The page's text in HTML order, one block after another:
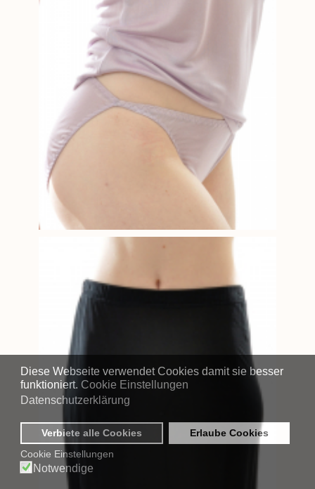
Diese Webseite verwendet Cookies damit sie besser
funktioniert. Cookie Einstellungen
Datenschutzerklärung
Verbiete alle Cookies
Erlaube Cookies
Cookie Einstellungen
Notwendige